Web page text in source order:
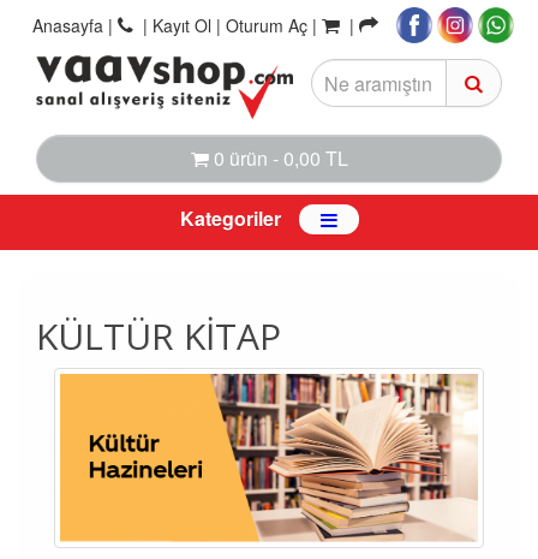
Anasayfa | | Kayıt Ol | Oturum Aç | |
0 ürün - 0,00 TL
Kategoriler
KÜLTÜR KITAP